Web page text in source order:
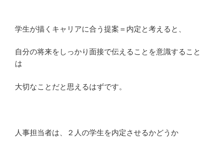
学生が描くキャリアに合う提案＝内定と考えると、
自分の将来をしっかり面接で伝えることを意識すること
は
大切なことだと思えるはずです。
人事担当者は、２人の学生を内定させるかどうか